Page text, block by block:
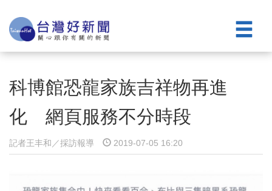
科博館恐龍家族吉祥物再進
化 網頁服務不分時段
記者王丰和／採訪報導 2019-07-05 16:20